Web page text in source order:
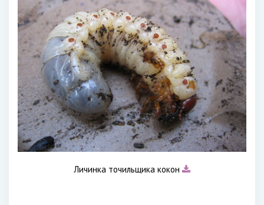
Личинка точильщика кокон